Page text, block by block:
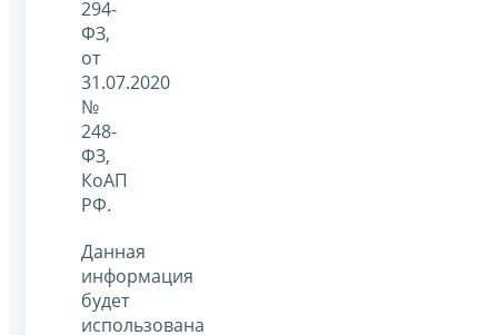
294-
ФЗ,
от
31.07.2020
№
248-
ФЗ,
КоАП
РФ.
Данная
информация
будет
использована